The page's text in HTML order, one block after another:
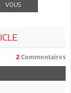
VOUS
2 Commentaires